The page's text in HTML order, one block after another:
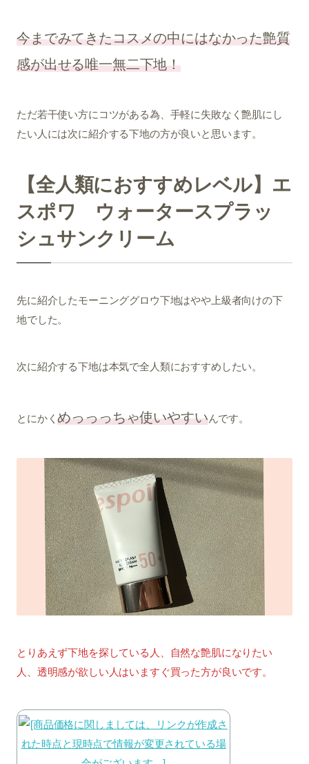
今までみてきたコスメの中にはなかった艶質
感が出せる唯一無二下地！
ただ若干使い方にコツがある為、手軽に失敗なく艶肌にし
たい人には次に紹介する下地の方が良いと思います。
【全人類におすすめレベル】エ
スポワ ウォータースプラッ
シュサンクリーム
先に紹介したモーニンググロウ下地はやや上級者向けの下
地でした。
次に紹介する下地は本気で全人類におすすめしたい。
とにかくめっっっちゃ使いやすいんです。
とりあえず下地を探している人、自然な艶肌になりたい
人、透明感が欲しい人はいますぐ買った方が良いです。